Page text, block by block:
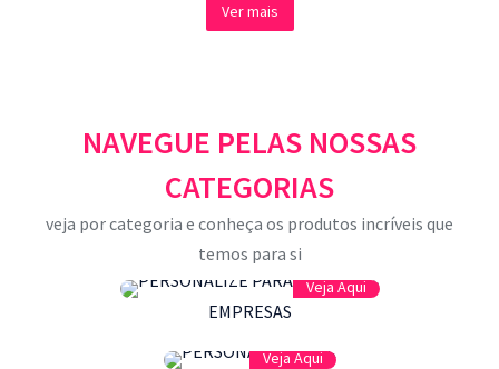
Ver mais
NAVEGUE PELAS NOSSAS
CATEGORIAS
veja por categoria e conheça os produtos incríveis que
temos para si
Veja Aqui
EMPRESAS
Veja Aqui